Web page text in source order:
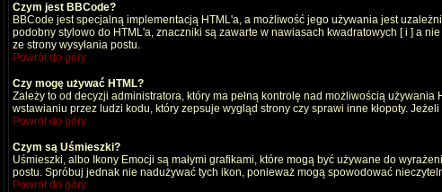
Czym jest BBCode?
BBCode jest specjalną implementacją HTML'a, a możliwość jego używania jest
podobny stylowo do HTML'a, znaczniki są zawarte w nawiasach kwadratowych [ i ] a
ze strony wysyłania postu.
Powrót do góry
Czy mogę używać HTML?
Zależy to od decyzji administratora, który ma pełną kontrolę nad możliwością
wstawianiu przez ludzi kodu, który zepsuje wygląd strony czy sprawi inne kłopoty.
Powrót do góry
Czym są Uśmieszki?
Uśmieszki, albo Ikony Emocji są małymi grafikami, które mogą być używane do
postu. Spróbuj jednak nie nadużywać tych ikon, ponieważ mogą spowodować
Powrót do góry